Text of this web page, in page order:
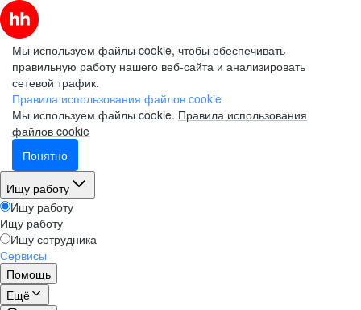
Мы используем файлы cookie, чтобы обеспечивать
правильную работу нашего веб-сайта и анализировать
сетевой трафик.
Правила использования файлов cookie
Мы используем файлы cookie. Правила использования
файлов cookie
Понятно
Ищу работу
Ищу работу
Ищу работу
Ищу сотрудника
Сервисы
Помощь
Ещё